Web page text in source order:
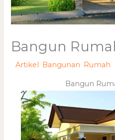
Bangun
/Artikel Bangunan Rumah
Bangun